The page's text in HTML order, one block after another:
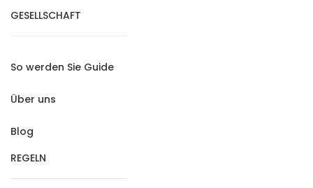
GESELLSCHAFT
So werden Sie Guide
Über uns
Blog
REGELN